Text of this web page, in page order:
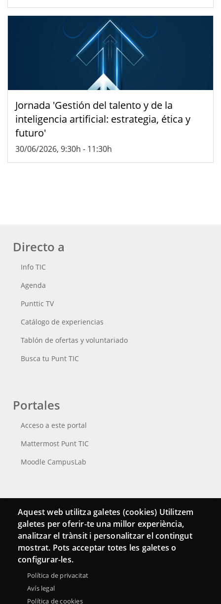
Jornada 'Gestión del talento y de la
inteligencia artificial: estrategia, ética y
futuro'
30/06/2026, 9:30h - 11:30h
Directo a
Info TIC
Agenda
Punttic TV
Catálogo de experiencias
Tablón de ofertas y voluntariado
Busca tu Punt TIC
Portales
Acceso a este portal
Mattermost Punt TIC
Moodle CampusLab
Conecta
Contacto
Hemeroteca
Aquest web utilitza galetes (cookies) Utilitzem
galetes per oferir-te una millor experiència,
analitzar el trànsit i personalitzar el contingut
mostrat. Pots acceptar totes les galetes o
configurar-les.
Política de privacitat
Avís legal
Política de cookies